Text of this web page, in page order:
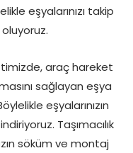
eşyalarınızı takip
araç hareket
sağlayan eşya
eşyalarınızın
Taşımacılık
söküm ve montaj